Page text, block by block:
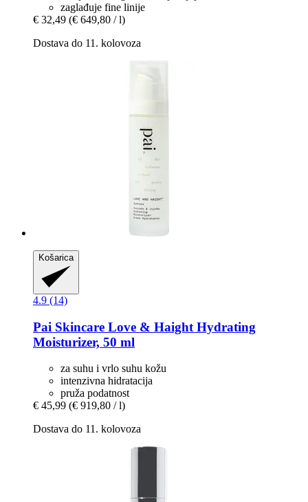
zaglađuje fine linije
€ 32,49 (€ 649,80 / l)
Dostava do 11. kolovoza
Košarica
4.9 (14)
Pai Skincare Love & Haight Hydrating
Moisturizer, 50 ml
za suhu i vrlo suhu kožu
intenzivna hidratacija
pruža podatnost
€ 45,99 (€ 919,80 / l)
Dostava do 11. kolovoza